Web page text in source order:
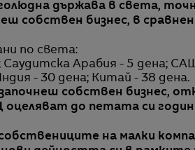
държава в света,
собствен бизнес, в
по света:
Саудитска Арабия - 5 дена;
- 30 дена; Китай - 38 дена.
собствен бизнес,
до петата си
на малки